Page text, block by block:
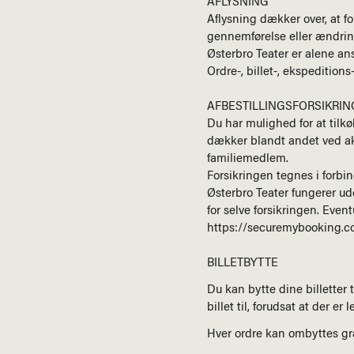
Aflysning dækker over, at
gennemførelse eller
Østerbro Teater er alene
Ordre-, billet-,
Du har mulighed for at
dækker blandt andet ved
familiemedlem.
Forsikringen tegnes i
Østerbro Teater fungerer
for selve forsikringen.
https://
BILLETBYTTE
Du kan bytte dine billetter
billet til, forudsat at der er
Hver ordre kan ombyttes